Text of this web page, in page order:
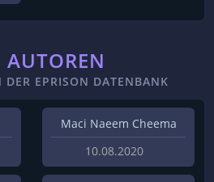
AUTOREN
EPRISON DATENBANK
Maci Naeem Cheema
10.08.2020